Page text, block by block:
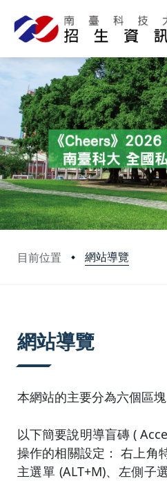
目前位置 網站導覽
網站導覽
本網站的主要分為六個區塊
以下簡要說明導盲磚 (
操作的相關設定： 右上角
主選單 (ALT+M)、左側子